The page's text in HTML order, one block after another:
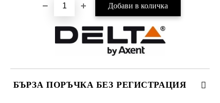
БЪРЗА ПОРЪЧКА БЕЗ РЕГИСТРАЦИЯ